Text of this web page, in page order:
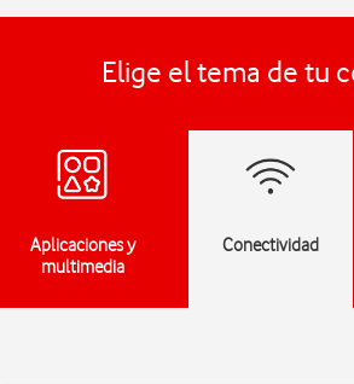
Elige el tema de tu
Aplicaciones y
multimedia
Conectividad